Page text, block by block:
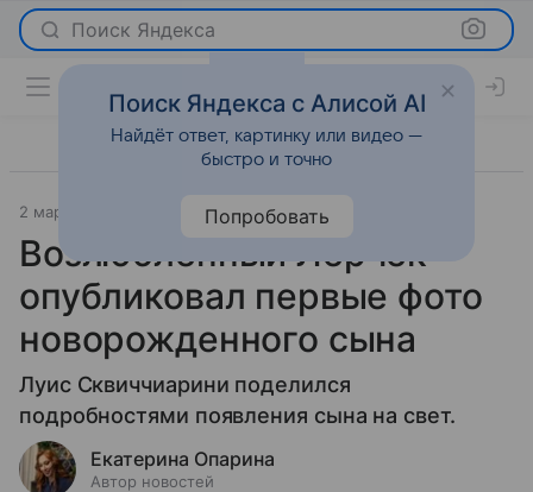
Поиск Яндекса
2 марта 2026 Леди Mail Светская жизнь
Возлюбленный Лерчек
опубликовал первые фото
новорожденного сына
Луис Сквиччиарини поделился
подробностями появления сына на свет.
Екатерина Опарина
Автор новостей
Поиск Яндекса с Алисой AI
Найдёт ответ, картинку или видео —
быстро и точно
Попробовать